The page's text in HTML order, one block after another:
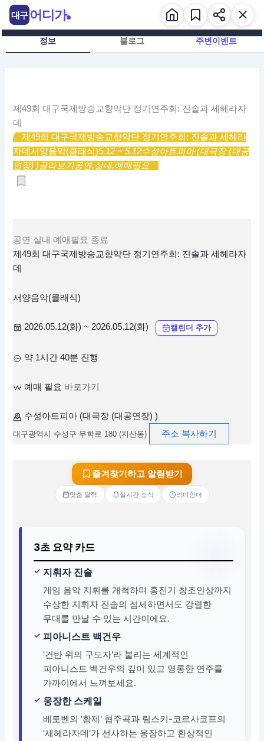
츠
정보 블로그 주변이벤트
제49회 대구국제방송교향악단 정기연주회: 진솔과 세헤라자
데
제49회 대구국제방송교향악단 정기연주회: 진솔과 세헤라
자데서양음악(클래식)5.12 ~ 5.12수성아트피아 (대극장 (대공
연장) )골라보기공연,실내,예매필요
공연 실내 예매필요 종료
제49회 대구국제방송교향악단 정기연주회: 진솔과 세헤라자
데
서양음악(클래식)
2026.05.12(화) ~ 2026.05.12(화) 캘린더 추가
약 1시간 40분 진행
예매 필요 바로가기
수성아트피아 (대극장 (대공연장) )
대구광역시 수성구 무학로 180 (지산동) 주소 복사하기
즐겨찾기하고 알림받기
맞춤 달력 실시간 소식 리마인더
3초 요약 카드
지휘자 진솔
게임 음악 지휘를 개척하며 홍진기 창조인상까지
수상한 지휘자 진솔의 섬세하면서도 강렬한
무대를 만날 수 있는 시간이에요.
피아니스트 백건우
'건반 위의 구도자'라 불리는 세계적인
피아니스트 백건우의 깊이 있고 영롱한 연주를
가까이에서 느껴보세요.
웅장한 스케일
베토벤의 '황제' 협주곡과 림스키-코르사코프의
'세헤라자데'가 선사하는 웅장하고 환상적인
대구 어디가